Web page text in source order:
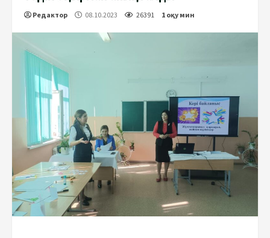
Редактор 08.10.2023 26391 1 оқу мин